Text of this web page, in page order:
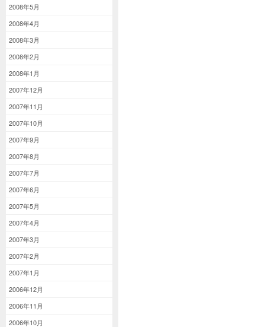
2008年5月
2008年4月
2008年3月
2008年2月
2008年1月
2007年12月
2007年11月
2007年10月
2007年9月
2007年8月
2007年7月
2007年6月
2007年5月
2007年4月
2007年3月
2007年2月
2007年1月
2006年12月
2006年11月
2006年10月